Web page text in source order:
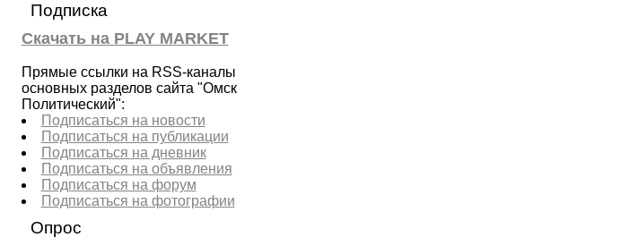
Подписка
Скачать на PLAY MARKET
Прямые ссылки на RSS-каналы
основных разделов сайта "Омск
Политический":
Подписаться на новости
Подписаться на публикации
Подписаться на дневник
Подписаться на объявления
Подписаться на форум
Подписаться на фотографии
Опрос